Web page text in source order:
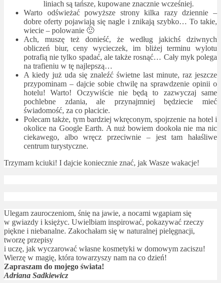
liniach są tańsze, kupowane znacznie wcześniej.
Warto odświeżać powyższe strony kilka razy dziennie –
dobre oferty pojawiają się nagle i znikają szybko… To takie,
wiecie – polowanie 🙂
Ach, muszę też donieść, że według jakichś dziwnych
obliczeń biur, ceny wycieczek, im bliżej terminu wylotu
potrafią nie tylko spadać, ale także rosnąć… Cały myk polega
na trafieniu w tę najlepszą…
A kiedy już uda się znaleźć świetne last minute, raz jeszcze
przypominam – dajcie sobie chwilę na sprawdzenie opinii o
hotelu! Warto! Oczywiście nie będą to zazwyczaj same
pochlebne zdania, ale przynajmniej będziecie mieć
świadomość, za co płacicie.
Polecam także, tym bardziej wkręconym, spojrzenie na hotel i
okolice na Google Earth. A nuż bowiem dookoła nie ma nic
ciekawego, albo wręcz przeciwnie – jest tam hałaśliwe
centrum turystyczne.
Trzymam kciuki! I dajcie koniecznie znać, jak Wasze wakacje!
Ulegam zauroczeniom, śnię na jawie, a nocami wgapiam się
w gwiazdy i księżyc. Uwielbiam inspirować, pokazywać rzeczy
piękne i niebanalne. Zakochałam się w naturalnej pielęgnacji,
tworzę przepisy
i uczę, jak wyczarować własne kosmetyki w domowym zaciszu!
Wierzę w magię, która towarzyszy nam na co dzień!
Zapraszam do mojego świata!
Adriana Sadkiewicz